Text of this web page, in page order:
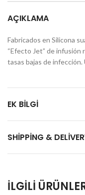
AÇIKLAMA
Fabricados en Silicona
“Efecto Jet” de
tasas bajas de infección.
EK BILGI
SHIPPING &
İLGILI